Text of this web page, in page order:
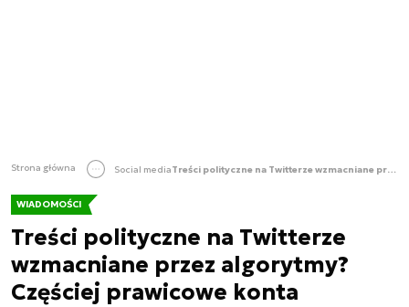
Strona główna Social media Treści polityczne na Twitterze wzmacniane przez algorytmy? Częściej prawicowe konta
WIADOMOŚCI
Treści polityczne na Twitterze
wzmacniane przez algorytmy?
Częściej prawicowe konta